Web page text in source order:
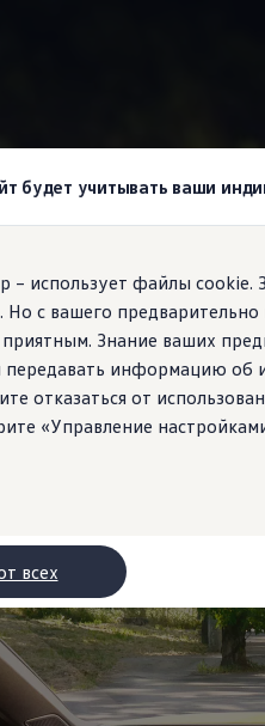
будет учитывать ваши
– использует файлы
с вашего предварительно
Знание ваших
информацию об
отказаться от
«Управление
всех
свои